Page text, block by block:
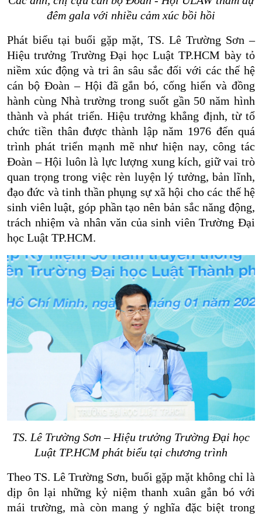
đêm gala với nhiều cảm xúc bồi hồi
Phát biểu tại buổi gặp mặt, TS. Lê Trường Sơn –
Hiệu trưởng Trường Đại học Luật TP.HCM bày tỏ
niềm xúc động và tri ân sâu sắc đối với các thế hệ
cán bộ Đoàn – Hội đã gắn bó, cống hiến và đồng
hành cùng Nhà trường trong suốt gần 50 năm hình
thành và phát triển. Hiệu trưởng khẳng định, từ tổ
chức tiền thân được thành lập năm 1976 đến quá
trình phát triển mạnh mẽ như hiện nay, công tác
Đoàn – Hội luôn là lực lượng xung kích, giữ vai trò
quan trọng trong việc rèn luyện lý tưởng, bản lĩnh,
đạo đức và tinh thần phụng sự xã hội cho các thế hệ
sinh viên luật, góp phần tạo nên bản sắc năng động,
trách nhiệm và nhân văn của sinh viên Trường Đại
học Luật TP.HCM.
TS. Lê Trường Sơn – Hiệu trưởng Trường Đại học
Luật TP.HCM phát biểu tại chương trình
Theo TS. Lê Trường Sơn, buổi gặp mặt không chỉ là
dịp ôn lại những kỷ niệm thanh xuân gắn bó với
mái trường, mà còn mang ý nghĩa đặc biệt trong